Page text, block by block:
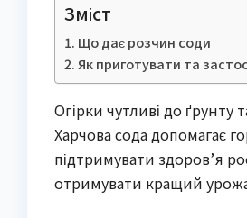
Зміст
Що дає розчин соди
Як приготувати та
Огірки чутливі до ґрунту
Харчова сода допомагає
підтримувати здоров’я
отримувати кращий